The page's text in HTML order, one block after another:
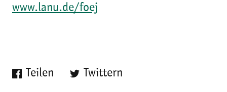
www.lanu.de/foej
Teilen Twittern